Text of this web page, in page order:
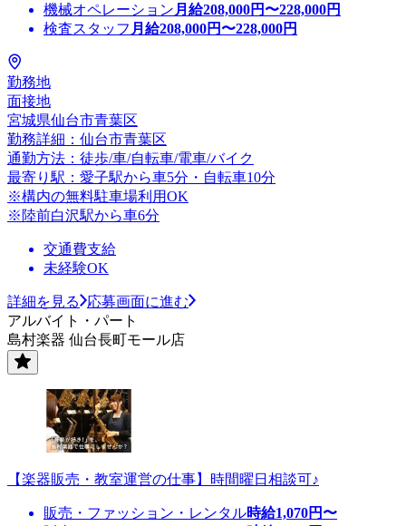
機械オペレーション 月給208,000円〜228,000円
検査スタッフ 月給208,000円〜228,000円
勤務地
面接地
宮城県仙台市青葉区
勤務詳細：仙台市青葉区
通勤方法：徒歩/車/自転車/電車/バイク
最寄り駅：愛子駅から車5分・自転車10分
※構内の無料駐車場利用OK
※陸前白沢駅から車6分
交通費支給
未経験OK
詳細を見る
応募画面に進む
アルバイト・パート
島村楽器 仙台長町モール店
【楽器販売・教室運営の仕事】時間曜日相談可♪
販売・ファッション・レンタル時給1,070円〜